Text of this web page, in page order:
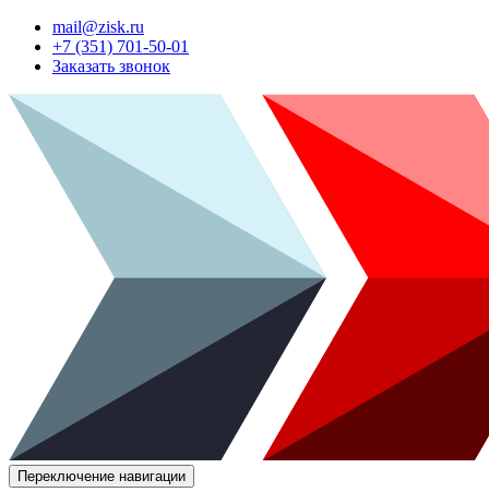
mail@zisk.ru
+7 (351) 701-50-01
Заказать звонок
Переключение навигации